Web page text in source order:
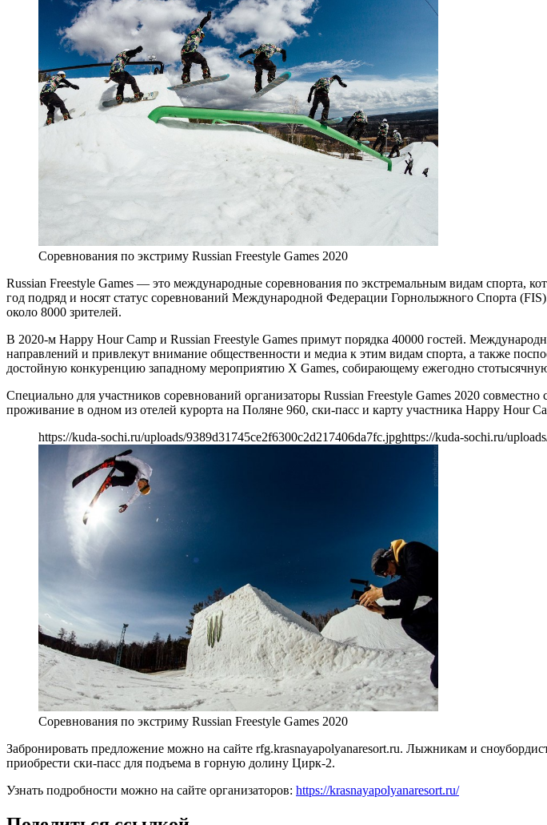
Соревнования по экстриму Russian Freestyle Games 2020
Russian Freestyle Games — это международные соревнования по экстремальным видам спорта,
год подряд и носят статус соревнований Международной Федерации Горнолыжного Спорта
около 8000 зрителей.
В 2020-м Happy Hour Camp и Russian Freestyle Games примут порядка 40000 гостей.
направлений и привлекут внимание общественности и медиа к этим видам спорта, а также
достойную конкуренцию западному мероприятию X Games, собирающему ежегодно
Специально для участников соревнований организаторы Russian Freestyle Games 2020
проживание в одном из отелей курорта на Поляне 960, ски-пасс и карту участника Happy Hour
https://kuda-sochi.ru/uploads/9389d31745ce2f6300c2d217406da7fc.jpghttps://kuda-sochi.ru/
Соревнования по экстриму Russian Freestyle Games 2020
Забронировать предложение можно на сайте rfg.krasnayapolyanaresort.ru. Лыжникам и
приобрести ски-пасс для подъема в горную долину Цирк-2.
Узнать подробности можно на сайте организаторов: https://krasnayapolyanaresort.ru/